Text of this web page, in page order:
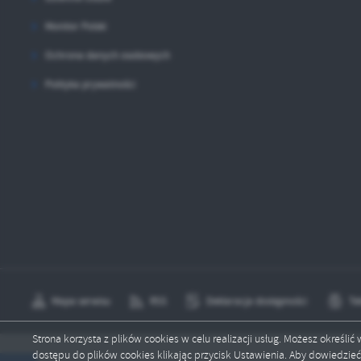
Strona korzysta z plików cookies w celu realizacji usług. Możesz
dostępu do plików cookies klikając przycisk Ustawienia. Aby
Monitor Polski
Ochrona danych osobowych
Polityka prywatności
Mapa serwisu Deklaracja dostępności